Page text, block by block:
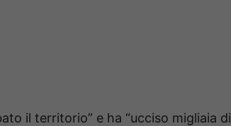
il territorio” e ha “ucciso migliaia di